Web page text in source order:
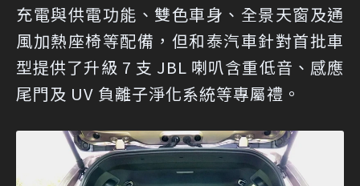
充電與供電功能、雙色車身、全景天窗及通
風加熱座椅等配備，但和泰汽車針對首批車
型提供了升級 7 支 JBL 喇叭含重低音、感應
尾門及 UV 負離子淨化系統等專屬禮。